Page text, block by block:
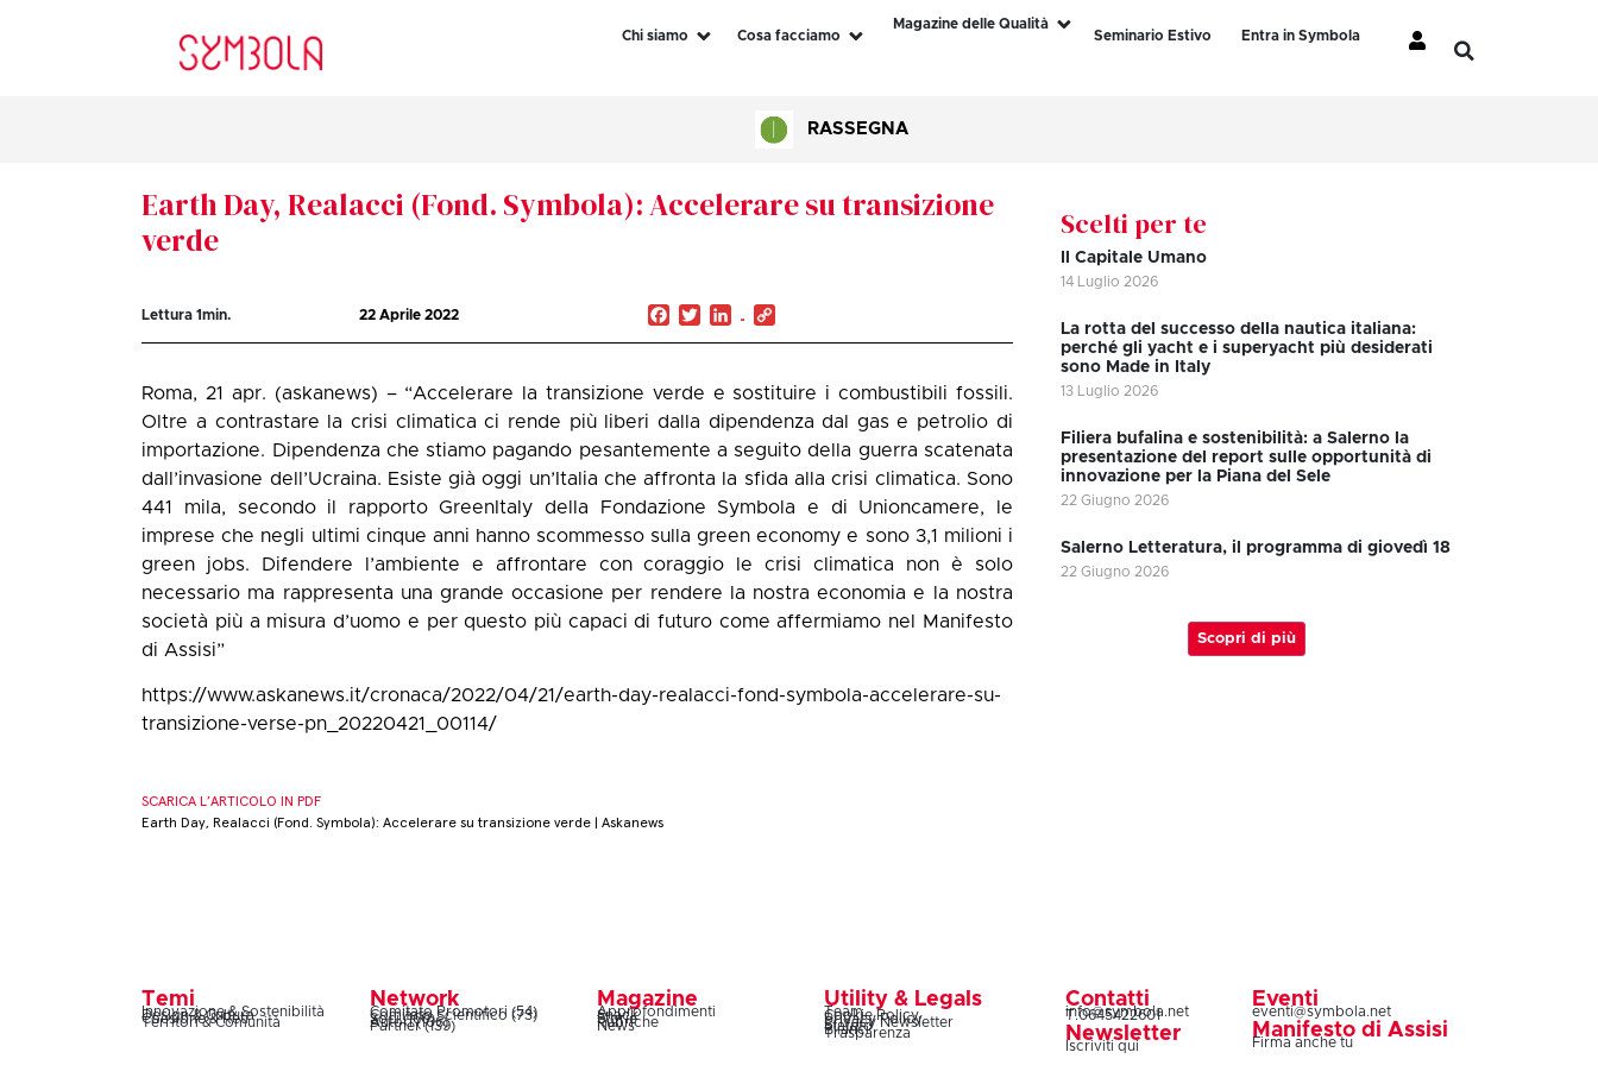
Chi siamo Cosa facciamo
Magazine delle Qualità
Seminario Estivo
Entra in Symbola
RASSEGNA
Earth Day, Realacci (Fond. Symbola): Accelerare su transizione
verde
Lettura1min. 22 Aprile 2022 Facebook
TwitterLinkedIn
Roma, 21 apr. (askanews) – “Accelerare la transizione verde e sostituire i combustibili fossili.
Oltre a contrastare la crisi climatica ci rende più liberi dalla dipendenza dal gas e petrolio di
importazione. Dipendenza che stiamo pagando pesantemente a seguito della guerra scatenata
dall’invasione dell’Ucraina. Esiste già oggi un’Italia che affronta la sfida alla crisi climatica. Sono
441 mila, secondo il rapporto GreenItaly della Fondazione Symbola e di Unioncamere, le
imprese che negli ultimi cinque anni hanno scommesso sulla green economy e sono 3,1 milioni i
green jobs. Difendere l’ambiente e affrontare con coraggio le crisi climatica non è solo
necessario ma rappresenta una grande occasione per rendere la nostra economia e la nostra
società più a misura d’uomo e per questo più capaci di futuro come affermiamo nel Manifesto
di Assisi”
https://www.askanews.it/cronaca/2022/04/21/earth-day-realacci-fond-symbola-accelerare-su-
transizione-verse-pn_20220421_00114/
SCARICA L’ARTICOLO IN PDF
Earth Day, Realacci (Fond. Symbola): Accelerare su transizione verde | Askanews
Scelti per te
Il Capitale Umano
14 Luglio 2026
La rotta del successo della nautica italiana:
perché gli yacht e i superyacht più desiderati
sono Made in Italy
13 Luglio 2026
Filiera bufalina e sostenibilità: a Salerno la
presentazione del report sulle opportunità di
innovazione per la Piana del Sele
22 Giugno 2026
Salerno Letteratura, il programma di giovedì 18
22 Giugno 2026
Scopri di più
Temi
Innovazione & Sostenibilità
Design & Cultura
Coesione & Reti
Territori & Comunità
Network
Comitato Promotori (54)
Comitato Scientifico (73)
Soci (160)
Autori (106)
Partner (139)
Magazine
Approfondimenti
Snack
Storie
Rubriche
News
Utility & Legals
Team
Cookie Policy
Privacy Policy
Privacy Newsletter
Statuto
Bilanci
Trasparenza
Contatti
info@symbola.net
T.0645422601
Newsletter
Iscriviti qui
Eventi
eventi@symbola.net
Manifesto di Assisi
Firma anche tu